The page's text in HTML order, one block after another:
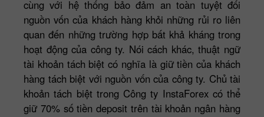
cùng với hệ thống bảo đảm an toàn tuyệt đối
nguồn vốn của khách hàng khỏi những rủi ro liên
quan đến những trường hợp bất khả kháng trong
hoạt động của công ty. Nói cách khác, thuật ngữ
tài khoản tách biệt có nghĩa là giữ tiền của khách
hàng tách biệt với nguồn vốn của công ty. Chủ tài
khoản tách biệt trong Công ty InstaForex có thể
giữ 70% số tiền deposit trên tài khoản ngân hàng